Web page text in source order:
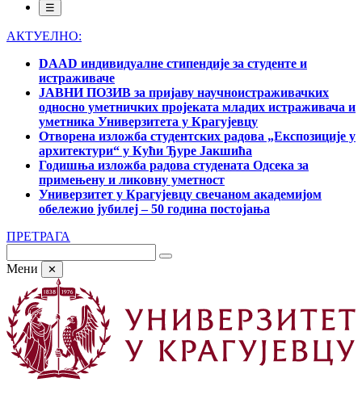
☰
АКТУЕЛНО:
DAAD индивидуалне стипендије за студенте и
истраживаче
ЈАВНИ ПОЗИВ за пријаву научноистраживачких
односно уметничких пројеката младих истраживача и
уметника Универзитета у Крагујевцу
Отворена изложба студентских радова „Експозиције у
архитектури“ у Кући Ђуре Јакшића
Годишња изложба радова студената Одсека за
примењену и ликовну уметност
Универзитет у Крагујевцу свечаном академијом
обележио јубилеј – 50 година постојања
ПРЕТРАГА
Мени ✕